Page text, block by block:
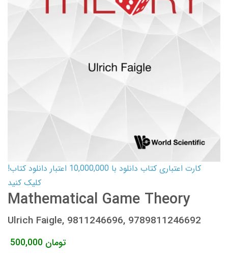
کارت اعتباری کتاب دانلود با 10,000,000 اعتبار دانلود کتاب!
کلیک کنید
Mathematical Game Theory
Ulrich Faigle, 9811246696, 9789811246692
500,000 تومان